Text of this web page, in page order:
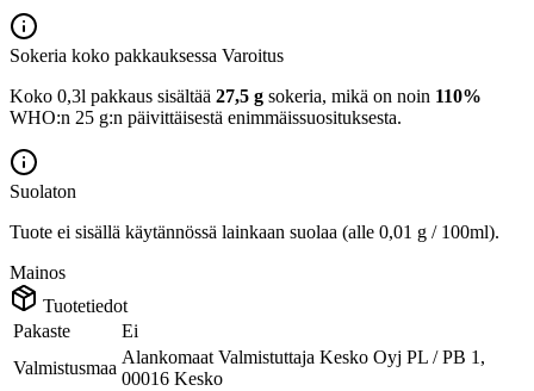
Sokeria koko pakkauksessa Varoitus
Koko 0,3l pakkaus sisältää 27,5 g sokeria, mikä on noin 110%
WHO:n 25 g:n päivittäisestä enimmäissuosituksesta.
Suolaton
Tuote ei sisällä käytännössä lainkaan suolaa (alle 0,01 g / 100ml).
Mainos
Tuotetiedot
Pakaste
Ei
Valmistusmaa
Alankomaat Valmistuttaja Kesko Oyj PL / PB 1,
00016 Kesko